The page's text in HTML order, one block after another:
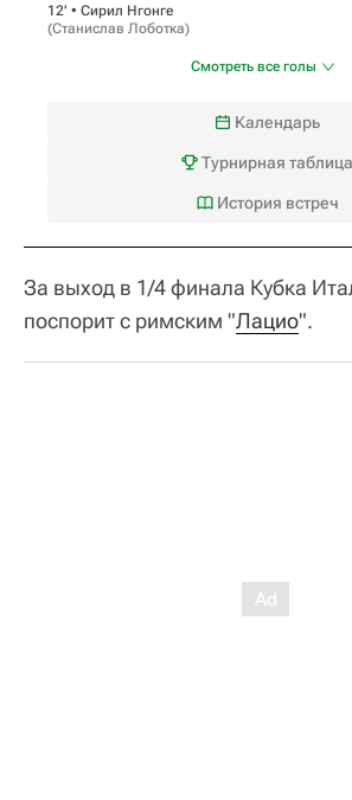
12‎’‎ • Сирил Нгонге
(Станислав Лоботка)
Смотреть все голы
Календарь
Турнирная таблица
История встреч
За выход в 1/4 финала Кубка
поспорит с римским "Лацио".